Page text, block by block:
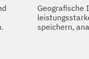
Geografische
speichern,